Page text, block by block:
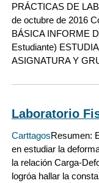
PRÁCTICAS DE
de octubre de 2016
BÁSICA INFORME
Estudiante)
ASIGNATURA Y
Laboratorio
CarttagosResumen:
en estudiar la
la relación Carga-
logróa hallar la